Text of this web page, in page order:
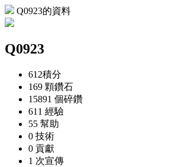
Q0923的資料
Q0923
612積分
169 顆鑽石
15891 個碎鑽
611 經驗
55 幫助
0 技術
0 貢獻
1 次宣傳